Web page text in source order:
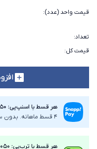
قیمت واحد (عدد):
تعداد:
قیمت کل:
هر قسط با اسنپ‌پی: ۱۰٬۱۵۹٬۰۵۰ تومان
4 قسط ماهانه. بدون سود، چک و ضامن.
هر قسط با ترب‌پی: ۱۰٬۱۵۹٬۰۵۰ تومان